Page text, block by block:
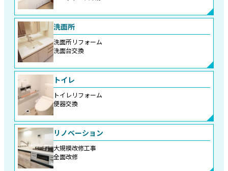
洗面所
洗面所リフォーム
洗面台交換
トイレ
トイレリフォーム
便器交換
リノベーション
大規模改修工事
全面改修